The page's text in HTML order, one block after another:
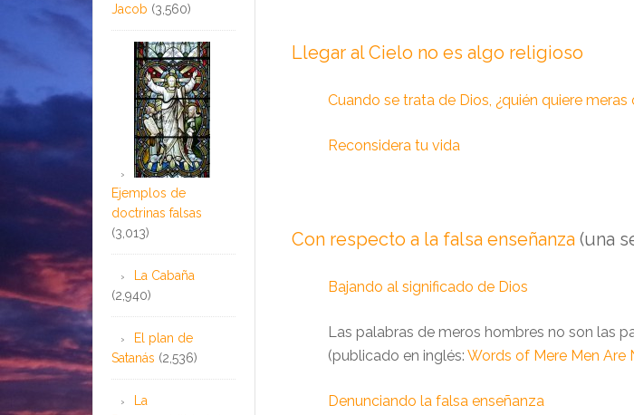
Llegar al Cielo no es algo religioso
Cuando se trata de Dios, ¿quién quiere meras
Reconsidera tu vida
Con respecto a la falsa enseñanza (una
Bajando al significado de Dios
Las palabras de meros hombres no son las
(publicado en inglés: Words of Mere Men Are
Denunciando la falsa enseñanza
Jacob (3,560)
Ejemplos de
doctrinas falsas
(3,013)
La Cabaña
(2,940)
El plan de
Satanás (2,536)
La